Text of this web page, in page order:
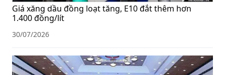
Giá xăng dầu đồng loạt tăng, E10 đắt thêm hơn
1.400 đồng/lít
30/07/2026